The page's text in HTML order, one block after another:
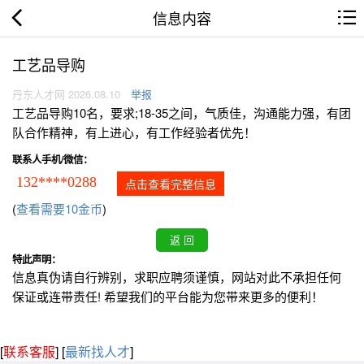
信息内容
工艺品导购
丹东人才网 2026.08.10 举报
工艺品导购10名，要求;18-35之间，气质佳，沟通能力强，有团
队合作精神，有上进心，有工作经验者优先！
联系人手机/微信：
132****0288 点击查看完整信息
(查看需要10金币)
特此声明：
信息真伪请自行辨别，求职应聘须谨慎，网站对此不承担任何
保证或连带责任! 希望我们的平台能为您带来更多的便利！
[联系客服] [最新找人才]